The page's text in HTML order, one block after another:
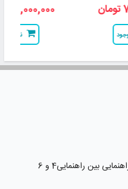
16,000,000 تومان
ناموجود
بین راهنمایی4 و 6